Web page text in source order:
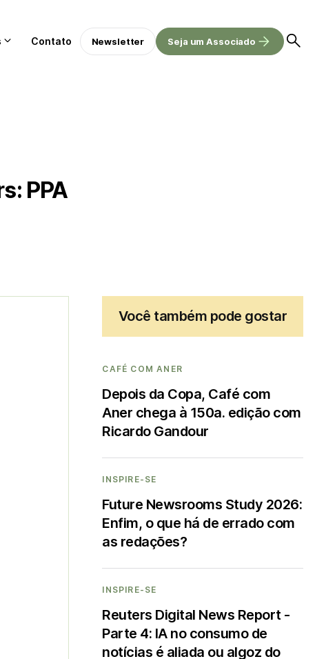
Contato Newsletter Seja um Associado
PPA
Você também pode gostar
CAFÉ COM ANER
Depois da Copa, Café com
Aner chega à 150a. edição com
Ricardo Gandour
INSPIRE-SE
Future Newsrooms Study 2026:
Enfim, o que há de errado com
as redações?
INSPIRE-SE
Reuters Digital News Report -
Parte 4: IA no consumo de
notícias é aliada ou algoz do